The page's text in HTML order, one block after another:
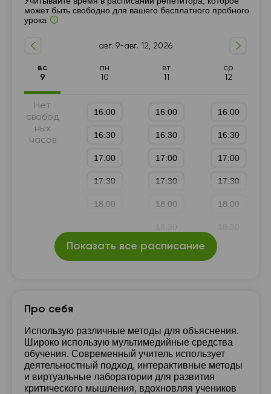
может быть свободно для вашего бесплатного пробного
урока
авг. 9-авг. 12, 2026
вс
9
пн
10
вт
11
ср
12
Нет
свобод
ных
часов
16:00
16:30
17:00
17:30
18:00
16:00
16:30
17:00
17:30
18:00
19:00
16:00
16:30
17:00
17:30
18:00
Показать все расписание
Про себя
Использую различные методы для объяснения.
Широко использую мультимедийные средства
обучения. Современный учитель использует
деятельностный подход, интерактивные методы
и виртуальные лаборатории для развития
критического мышления, вдохновляя учеников